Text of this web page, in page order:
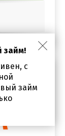
займ!
с
займ